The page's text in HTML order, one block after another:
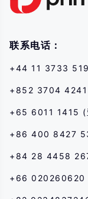
联系电话：
+44 11 3733
+852 3704 4241
+65 6011 1415 (
+86 400 8427
+84 28 4458
+66 020260620